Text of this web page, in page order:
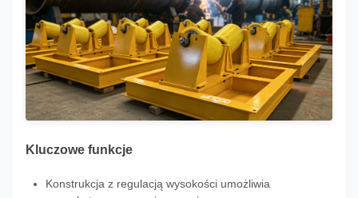
Kluczowe funkcje
Konstrukcja z regulacją wysokości umożliwia